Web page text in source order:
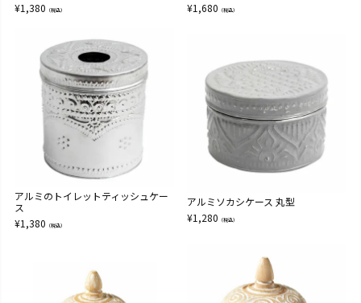
¥1,380 （税込）
¥1,680 （税込）
アルミのトイレットティッシュケー
ス
¥1,380 （税込）
アルミソカシケース 丸型
¥1,280 （税込）